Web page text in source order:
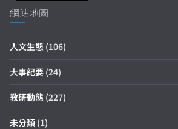
網站地圖
人文生態 (106)
大事紀要 (24)
教研動態 (227)
未分類 (1)